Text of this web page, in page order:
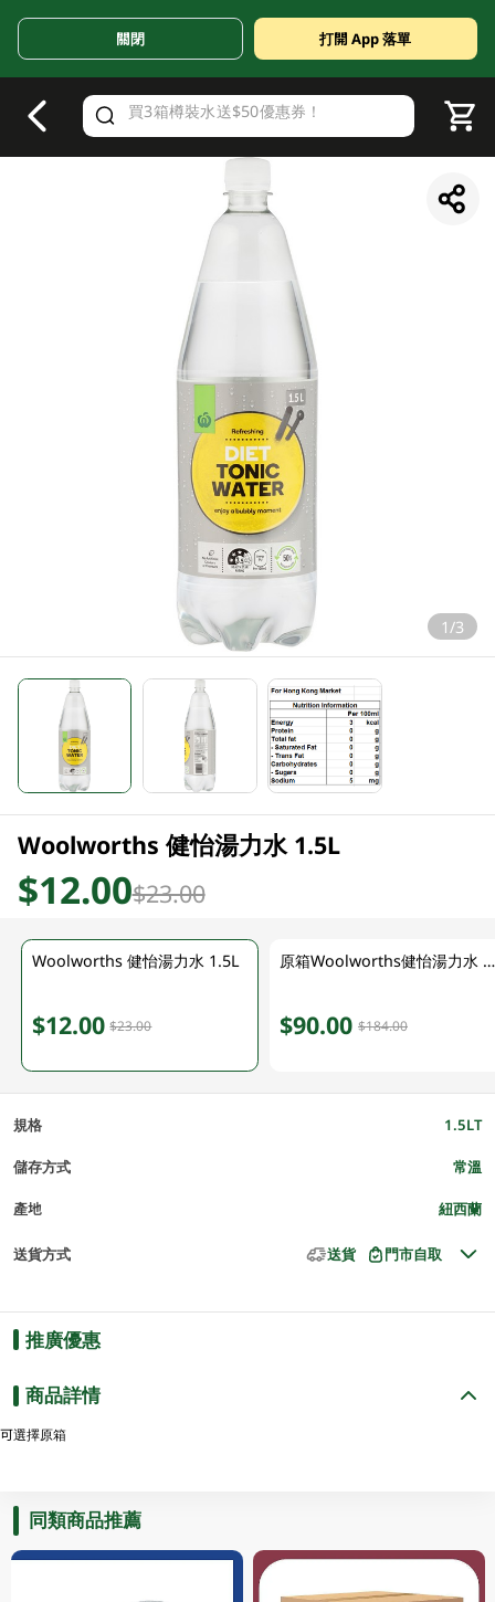
Valid Until 30 June 2026
關閉 打開 App 落單
1/3
Woolworths 健怡湯力水 1.5L
$12.00$23.00
Woolworths 健怡湯力水 1.5L
$12.00 $23.00
原箱Woolworths健怡湯力水 8 X 1.5L
$90.00 $184.00
規格 1.5LT
儲存方式 常溫
產地 紐西蘭
送貨方式 送貨 門市自取
推廣優惠
商品詳情
可選擇原箱
同類商品推薦